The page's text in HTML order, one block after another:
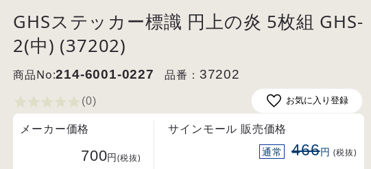
GHSステッカー標識 円上の炎 5枚組 GHS-
2(中) (37202)
商品No:214-6001-0227 品番： 37202
(0) お気に入り登録
メーカー価格
700円(税抜)
サインモール 販売価格
通常 466円(税抜)